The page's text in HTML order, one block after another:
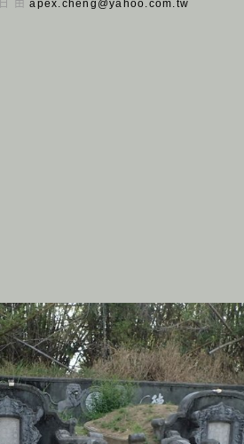
由apex.cheng@yahoo.com.tw